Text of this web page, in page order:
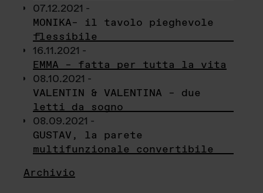
07.12.2021 -
MONIKA– il tavolo pieghevole
flessibile
16.11.2021 -
EMMA – fatta per tutta la vita
08.10.2021 -
VALENTIN & VALENTINA – due
letti da sogno
08.09.2021 -
GUSTAV, la parete
multifunzionale convertibile
Archivio